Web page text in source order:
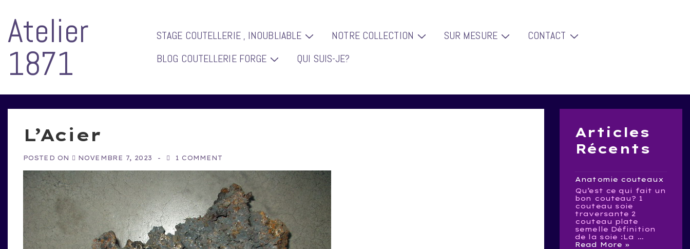
passer
au
contenu
principal
Atelier
1871
Main
STAGE COUTELLERIE , INOUBLIABLE NOTRE COLLECTION SUR MESURE
CONTACT
BLOG COUTELLERIE FORGE
QUI SUIS-JE?
L’Acier
POSTED ON NOVEMBRE 7, 2023 1 COMMENT
Articles
Récents
Anatomie couteaux
Qu’est ce qui fait un
bon couteau? 1
couteau soie
traversante 2
couteau plate
semelle Définition
de la soie :La …
Anatomie
Read More »